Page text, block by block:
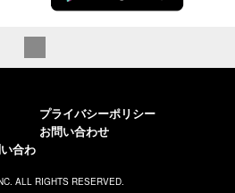
合わ
プライバシーポリシー
お問い合わせ
ALL RIGHTS RESERVED.